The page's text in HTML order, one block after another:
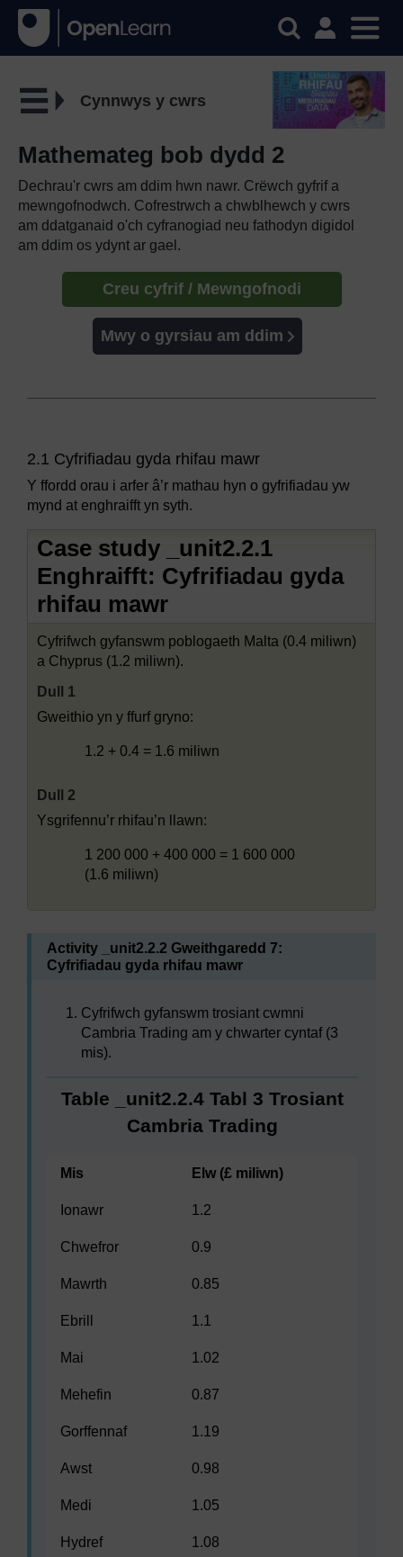
Cynnwys y cwrs
Mathemateg bob dydd 2
Dechrau'r cwrs am ddim hwn nawr. Crëwch gyfrif a
mewngofnodwch. Cofrestrwch a chwblhewch y cwrs
am ddatganaid o'ch cyfranogiad neu fathodyn digidol
am ddim os ydynt ar gael.
Creu cyfrif / Mewngofnodi
Mwy o gyrsiau am ddim
2.1 Cyfrifiadau gyda rhifau mawr
Y ffordd orau i arfer â’r mathau hyn o gyfrifiadau yw
mynd at enghraifft yn syth.
Case study _unit2.2.1
Enghraifft: Cyfrifiadau gyda
rhifau mawr
Cyfrifwch gyfanswm poblogaeth Malta (0.4 miliwn)
a Chyprus (1.2 miliwn).
Dull 1
Gweithio yn y ffurf gryno:
1.2 + 0.4 = 1.6 miliwn
Dull 2
Ysgrifennu’r rhifau’n llawn:
1 200 000 + 400 000 = 1 600 000
(1.6 miliwn)
Activity _unit2.2.2 Gweithgaredd 7:
Cyfrifiadau gyda rhifau mawr
Cyfrifwch gyfanswm trosiant cwmni
Cambria Trading am y chwarter cyntaf (3
mis).
Table _unit2.2.4 Tabl 3 Trosiant
Cambria Trading
Mis Elw (£ miliwn)
Ionawr 1.2
Chwefror 0.9
Mawrth 0.85
Ebrill 1.1
Mai 1.02
Mehefin 0.87
Gorffennaf 1.19
Awst 0.98
Medi 1.05
Hydref 1.08